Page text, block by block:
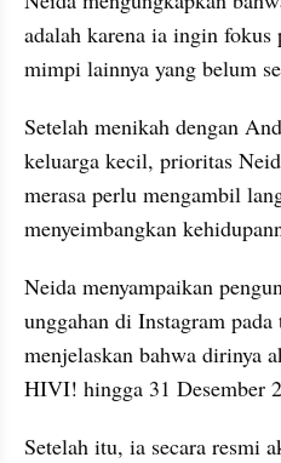
adalah karena ia ingin
mimpi lainnya yang belum
Setelah menikah dengan
keluarga kecil, prioritas
merasa perlu mengambil
menyeimbangkan
Neida menyampaikan
unggahan di Instagram
menjelaskan bahwa dirinya
HIVI! hingga 31 Desember
Setelah itu, ia secara resmi